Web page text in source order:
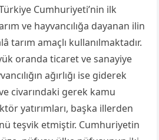
Cumhuriyeti’nin ilk
ve hayvancılığa dayanan ilin
tarım amaçlı kullanılmaktadır.
oranda ticaret ve sanayiye
ağırlığı ise giderek
civarındaki gerek kamu
yatırımları, başka illerden
teşvik etmiştir. Cumhuriyetin